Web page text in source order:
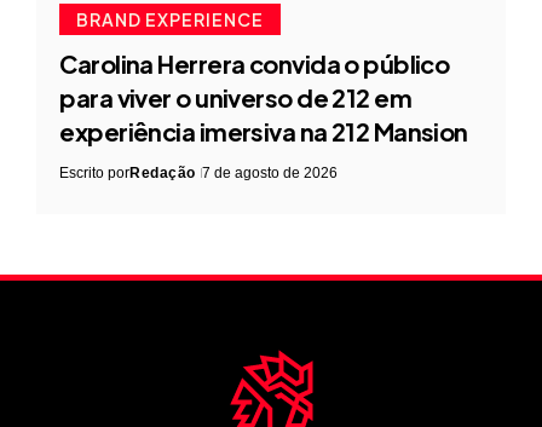
BRAND EXPERIENCE
Carolina Herrera convida o público
para viver o universo de 212 em
experiência imersiva na 212 Mansion
Escrito porRedação 7 de agosto de 2026